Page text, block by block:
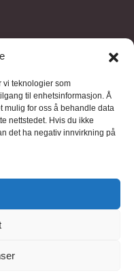
vi teknologier som
til enhetsinformasjon. Å
mulig for oss å behandle data
nettstedet. Hvis du ikke
det ha negativ innvirkning på